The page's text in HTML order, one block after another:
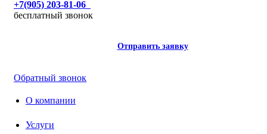
+7(905) 203-81-06
бесплатный звонок
Отправить заявку
Обратный звонок
О компании
Услуги